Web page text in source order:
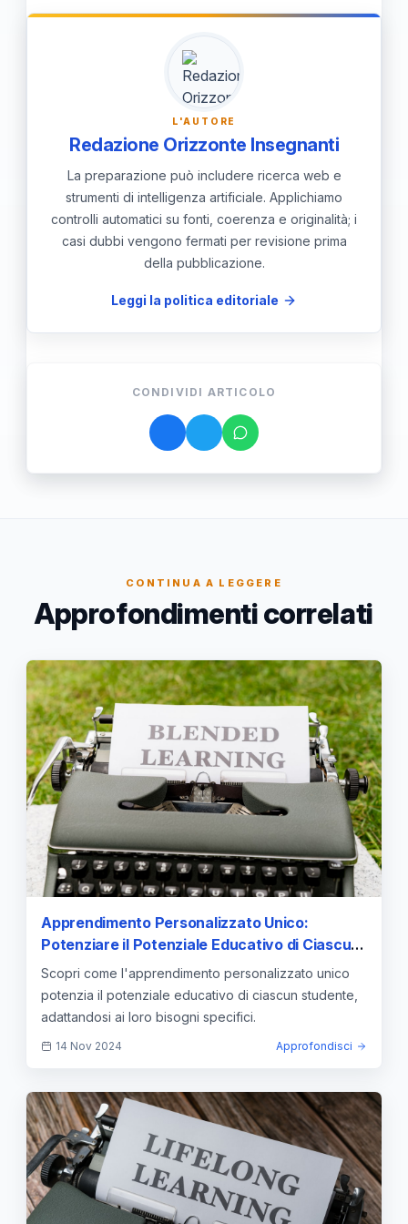
studente, celebrazione della diversità, e
favorisce un ambiente di apprendimento
positivo e motivante.
L'AUTORE
Redazione Orizzonte Insegnanti
La preparazione può includere ricerca web e
strumenti di intelligenza artificiale. Applichiamo
controlli automatici su fonti, coerenza e originalità; i
casi dubbi vengono fermati per revisione prima
della pubblicazione.
Leggi la politica editoriale
CONDIVIDI ARTICOLO
CONTINUA A LEGGERE
Approfondimenti correlati
Apprendimento Personalizzato Unico:
Potenziare il Potenziale Educativo di Ciascun
Studente
Scopri come l'apprendimento personalizzato unico
potenzia il potenziale educativo di ciascun studente,
adattandosi ai loro bisogni specifici.
14 Nov 2024 Approfondisci